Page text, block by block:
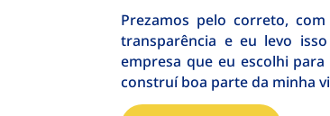
Prezamos pelo correto,
transparência e eu levo
empresa que eu escolhi
construí boa parte da minha